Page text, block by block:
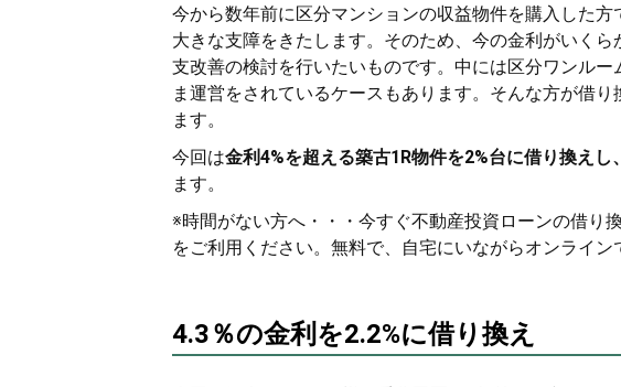
今から数年前に区分マンションの収益物件を購入した
大きな支障をきたします。そのため、今の金利がいく
支改善の検討を行いたいものです。中には区分ワンル
ま運営をされているケースもあります。そんな方が借
ます。
今回は金利4%を超える築古1R物件を2%台に借り換え
ます。
※時間がない方へ・・・今すぐ不動産投資ローンの借り
をご利用ください。無料で、自宅にいながらオンライン
4.3％の金利を2.2%に借り換え